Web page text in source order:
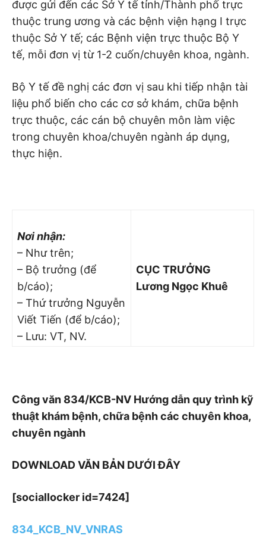
được gửi đến các Sở Y tế tỉnh/Thành phố trực
thuộc trung ương và các bệnh viện hạng I trực
thuộc Sở Y tế; các Bệnh viện trực thuộc Bộ Y
tế, mỗi đơn vị từ 1-2 cuốn/chuyên khoa, ngành.
Bộ Y tế đề nghị các đơn vị sau khi tiếp nhận tài
liệu phổ biến cho các cơ sở khám, chữa bệnh
trực thuộc, các cán bộ chuyên môn làm việc
trong chuyên khoa/chuyên ngành áp dụng,
thực hiện.
Nơi nhận:
– Như trên;
– Bộ trưởng (để
b/cáo);
– Thứ trưởng Nguyễn
Viết Tiến (để b/cáo);
– Lưu: VT, NV.
CỤC TRƯỞNG
Lương Ngọc Khuê
Công văn 834/KCB-NV Hướng dẫn quy trình kỹ
thuật khám bệnh, chữa bệnh các chuyên khoa,
chuyên ngành
DOWNLOAD VĂN BẢN DƯỚI ĐÂY
[sociallocker id=7424]
834_KCB_NV_VNRAS